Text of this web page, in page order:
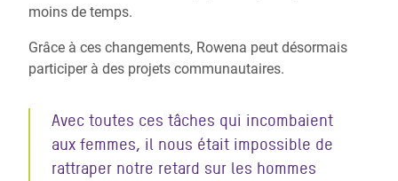
moins de temps.
Grâce à ces changements, Rowena peut désormais
participer à des projets communautaires.
Avec toutes ces tâches qui incombaient
aux femmes, il nous était impossible de
rattraper notre retard sur les hommes